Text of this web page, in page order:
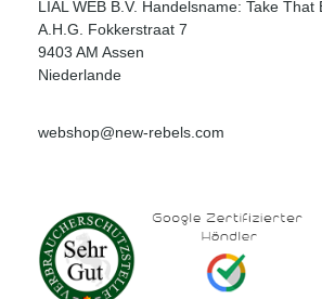
LIAL WEB B.V. Handelsname: Take That
A.H.G. Fokkerstraat 7
9403 AM Assen
Niederlande
webshop@new-rebels.com